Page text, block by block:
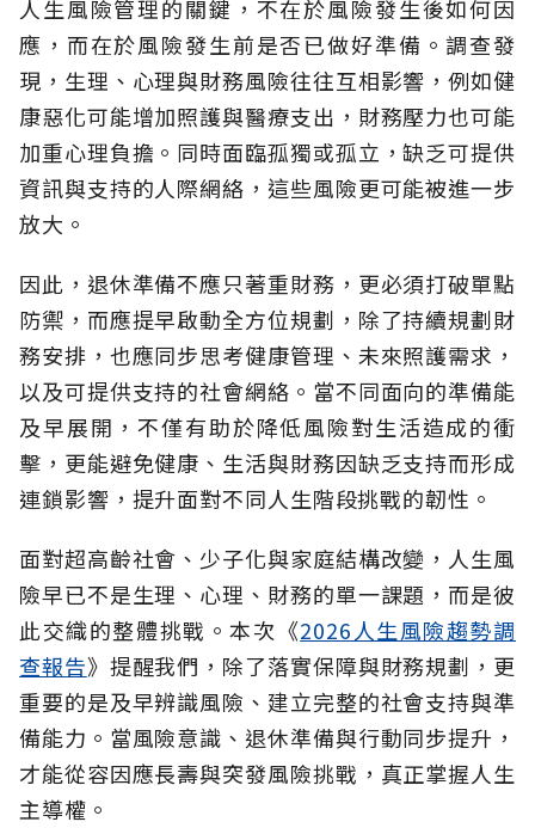
人生風險管理的關鍵，不在於風險發生後如何因
應，而在於風險發生前是否已做好準備。調查發
現，生理、心理與財務風險往往互相影響，例如健
康惡化可能增加照護與醫療支出，財務壓力也可能
加重心理負擔。同時面臨孤獨或孤立，缺乏可提供
資訊與支持的人際網絡，這些風險更可能被進一步
放大。
因此，退休準備不應只著重財務，更必須打破單點
防禦，而應提早啟動全方位規劃，除了持續規劃財
務安排，也應同步思考健康管理、未來照護需求，
以及可提供支持的社會網絡。當不同面向的準備能
及早展開，不僅有助於降低風險對生活造成的衝
擊，更能避免健康、生活與財務因缺乏支持而形成
連鎖影響，提升面對不同人生階段挑戰的韌性。
面對超高齡社會、少子化與家庭結構改變，人生風
險早已不是生理、心理、財務的單一課題，而是彼
此交織的整體挑戰。本次《2026人生風險趨勢調
查報告》提醒我們，除了落實保障與財務規劃，更
重要的是及早辨識風險、建立完整的社會支持與準
備能力。當風險意識、退休準備與行動同步提升，
才能從容因應長壽與突發風險挑戰，真正掌握人生
主導權。